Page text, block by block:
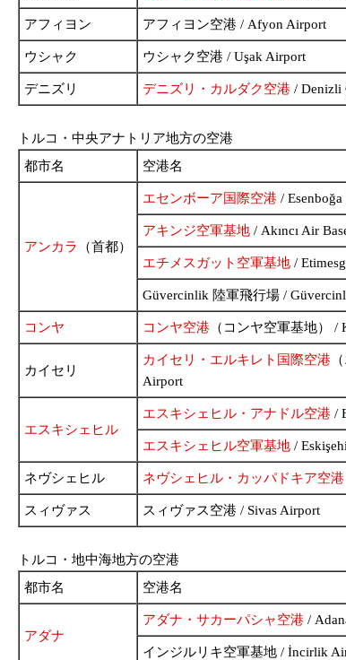
アフィヨン アフィヨン空港 / Afyon Airport
ウシャク ウシャク空港 / Uşak Airport
デニズリ デニズリ・カルダク空港 / Denizli
トルコ・中央アナトリア地方の空港
都市名
空港名
アンカラ （首都）
エセンボーア国際空港 /
アキンジ空軍基地 / Akıncı Air
エチメスガット空軍基地 /
Güvercinlik 陸軍飛行場 /
コンヤ コンヤ空港 （コンヤ空軍基地） /
カイセリ
カイセリ・エルキレト国際空港
Airport
エスキシェヒル
エスキシェヒル・アナドル空港 /
エスキシェヒル空軍基地 /
ネヴシェヒル ネヴシェヒル・カッパドキア空港
スィヴァス スィヴァス空港 / Sivas Airport
トルコ・地中海地方の空港
都市名
空港名
アダナ
アダナ・サカーパシャ空港 /
インジルリキ空軍基地 / İncirlik